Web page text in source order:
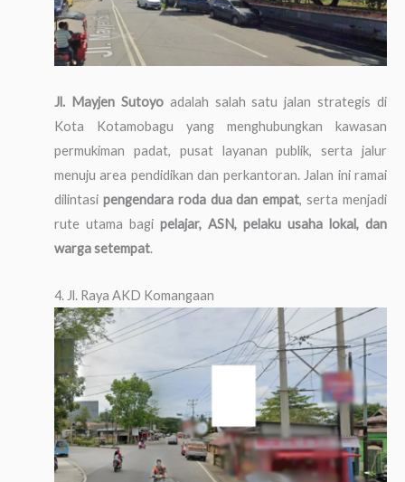
Jl. Mayjen Sutoyoadalah salah satu jalan strategis di
Kota Kotamobagu yang menghubungkan kawasan
permukiman padat, pusat layanan publik, serta jalur
menuju area pendidikan dan perkantoran. Jalan ini ramai
dilintasi pengendara roda dua dan empat, serta menjadi
rute utama bagi pelajar, ASN, pelaku usaha lokal, dan
warga setempat.
4. Jl. Raya AKD Komangaan